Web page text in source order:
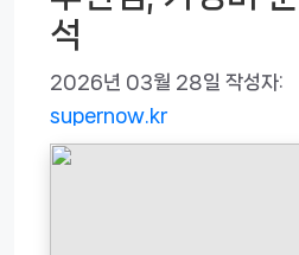
석
2026년 03월 28일 작성자:
supernow.kr